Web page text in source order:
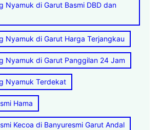
Nyamuk di Garut Basmi DBD dan
Nyamuk di Garut Harga Terjangkau
Nyamuk di Garut Panggilan 24 Jam
Nyamuk Terdekat
Hama
Kecoa di Banyuresmi Garut Andal